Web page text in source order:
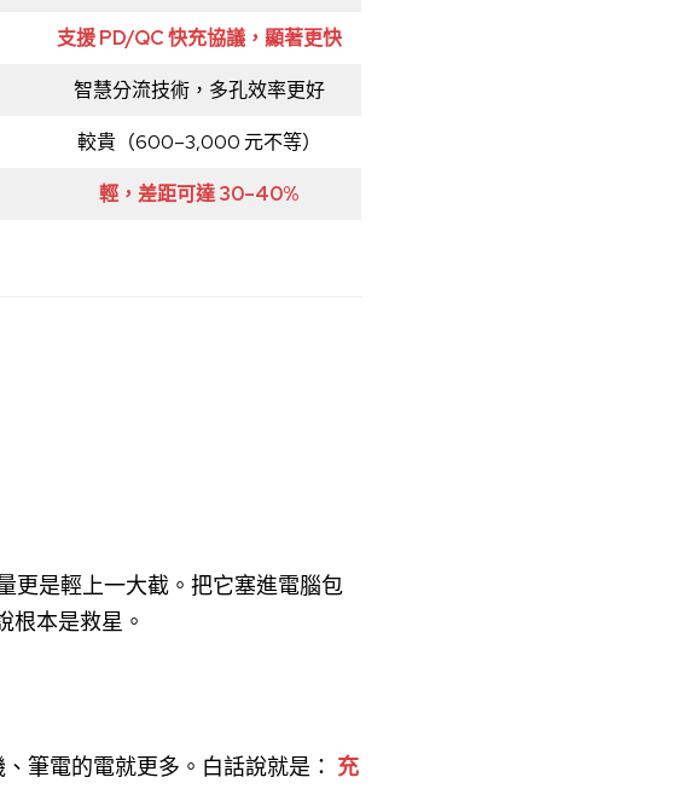
支援 PD/QC 快充協議，顯著更快
智慧分流技術，多孔效率更好
較貴（600–3,000 元不等）
輕，差距可達 30–40%
更是輕上一大截。把它塞進電腦包
根本是救星。
筆電的電就更多。白話說就是： 充